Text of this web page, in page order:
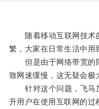
随着移动互联网技术
繁，大家在日常生活中用
但是由于网络带宽的
致网速缓慢，这无疑会极
针对这个问题，飞马
升用户在使用互联网的过